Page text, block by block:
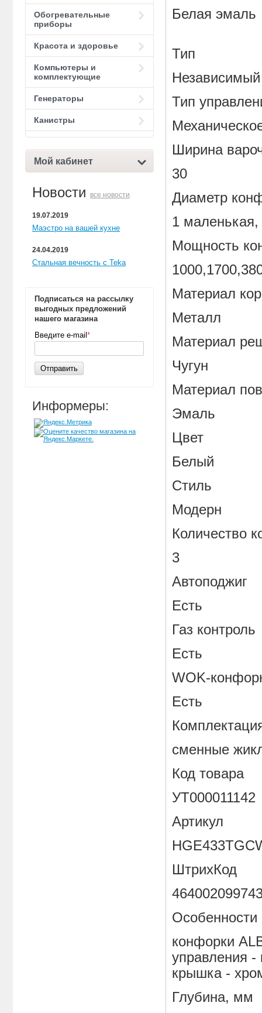
Обогревательные
приборы
Красота и здоровье
Компьютеры и
комплектующие
Генераторы
Канистры
Мой кабинет
Новости все новости
19.07.2019
Маэстро на вашей кухне
24.04.2019
Стальная вечность с Teka
Подписаться на рассылку
выгодных предложений
нашего магазина
Введите e-mail *
Отправить
Информеры:
Белая эмаль
Тип
Независимый
Тип
Ширина
30
Диаметр
1
Мощность
Материал
Металл
Материал
Чугун
Материал
Эмаль
Цвет
Белый
Стиль
Модерн
Количество
3
Автоподжиг
Есть
Газ контроль
Есть
WOK-
Есть
сменные
Код товара
УТ000011142
Артикул
ШтрихКод
Особенности
конфорки
управления -
крышка -
Глубина, мм